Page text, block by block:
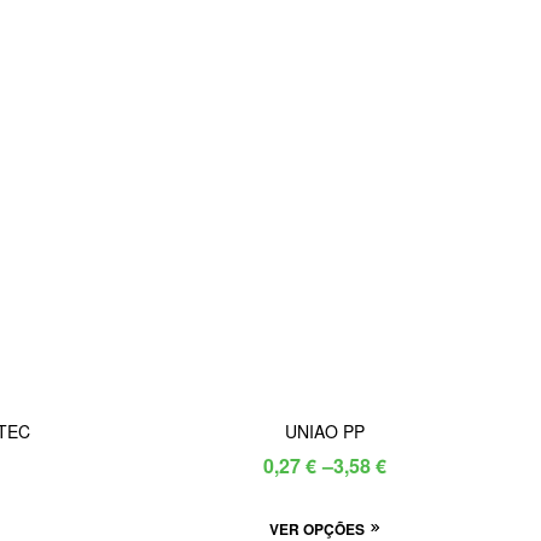
UNIAO PP
0,27€ –3,58€
Price
0,27 €
VER OPÇÕES This